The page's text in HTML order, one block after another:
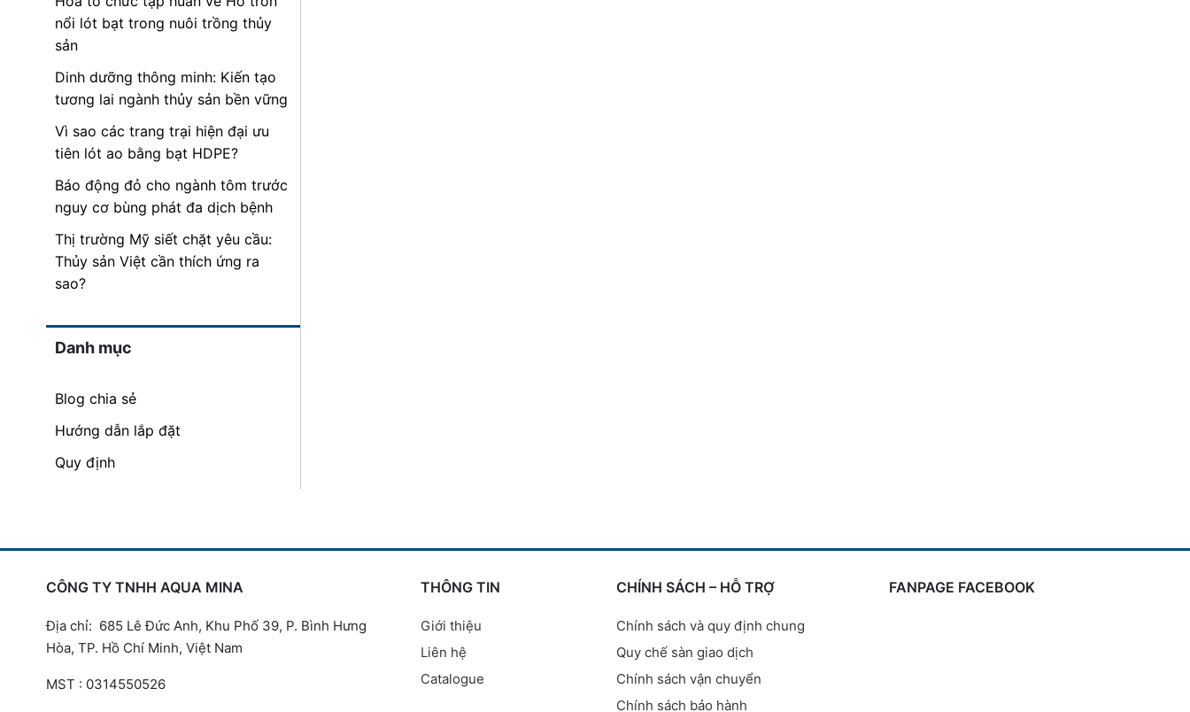
nổi lót bạt trong nuôi trồng thủy
sản
Dinh dưỡng thông minh: Kiến tạo
tương lai ngành thủy sản bền vững
Vì sao các trang trại hiện đại ưu
tiên lót ao bằng bạt HDPE?
Báo động đỏ cho ngành tôm trước
nguy cơ bùng phát đa dịch bệnh
Thị trường Mỹ siết chặt yêu cầu:
Thủy sản Việt cần thích ứng ra
sao?
Danh mục
Blog chia sẻ
Hướng dẫn lắp đặt
Quy định
CÔNG TY TNHH AQUA MINA
Địa chỉ: 685 Lê Đức Anh, Khu Phố 39, P. Bình Hưng
Hòa, TP. Hồ Chí Minh, Việt Nam
MST : 0314550526
THÔNG TIN
Giới thiệu
Liên hệ
Catalogue
CHÍNH SÁCH – HỖ TRỢ
Chính sách và quy định chung
Quy chế sàn giao dịch
Chính sách vận chuyển
Chính sách bảo hành
FANPAGE FACEBOOK